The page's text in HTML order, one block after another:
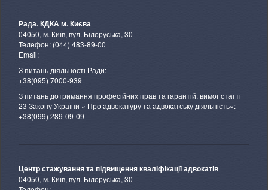
Рада. КДКА м. Києва
04050, м. Київ, вул. Білоруська, 30
Телефон: (044) 483-89-00
Email:
З питань діяльності Ради:
+38(095) 7000-939
З питань дотримання професійних прав та гарантій, вимог статті
23 Закону України « Про адвокатуру та адвокатську діяльність»:
+38(099) 289-09-09
Центр стажування та підвищення кваліфікації адвокатів
04050, м. Київ, вул. Білоруська, 30